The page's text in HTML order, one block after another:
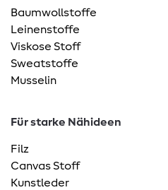
Baumwollstoffe
Leinenstoffe
Viskose Stoff
Sweatstoffe
Musselin
Für starke Nähideen
Filz
Canvas Stoff
Kunstleder